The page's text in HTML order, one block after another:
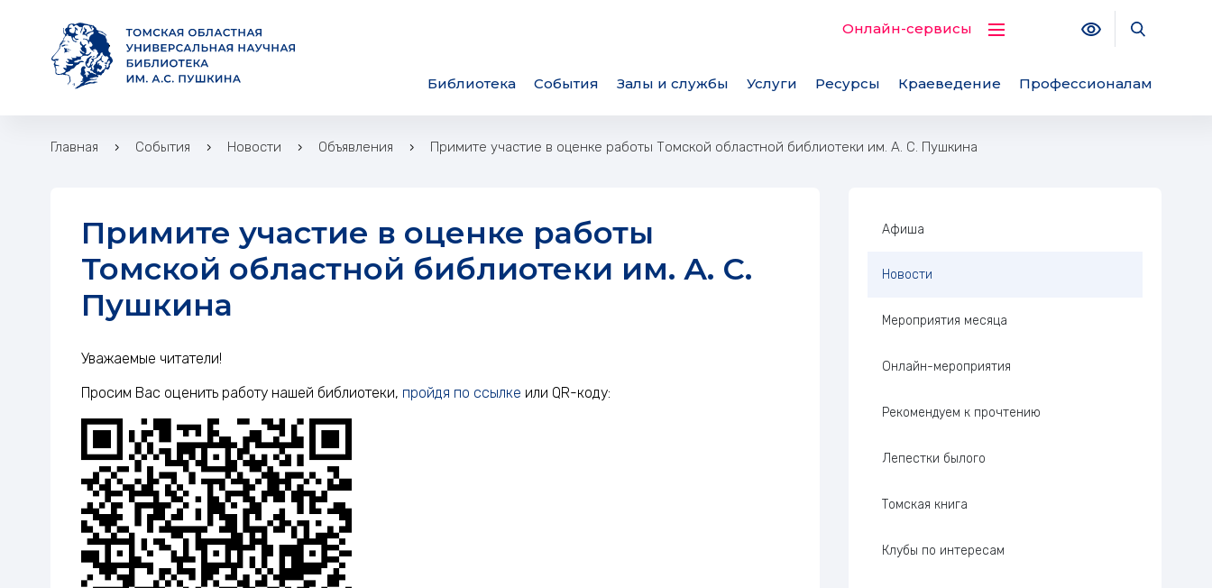
Онлайн-сервисы Версия для
Библиотека События Залы и службы Услуги Ресурсы Краеведение Профессионалам
Главная События Новости Объявления Примите участие в оценке работы Томской областной библиотеки им. А. С. Пушкина
Примите участие в оценке работы
Томской областной библиотеки им. А. С.
Пушкина
Примите участие в оценке работы Томской областной библиотеки им. А. С.
Уважаемые читатели!
Просим Вас оценить работу нашей библиотеки, пройдя по ссылке или QR-коду:
Афиша
Новости
Мероприятия месяца
Онлайн-мероприятия
Рекомендуем к прочтению
Лепестки былого
Томская книга
Клубы по интересам